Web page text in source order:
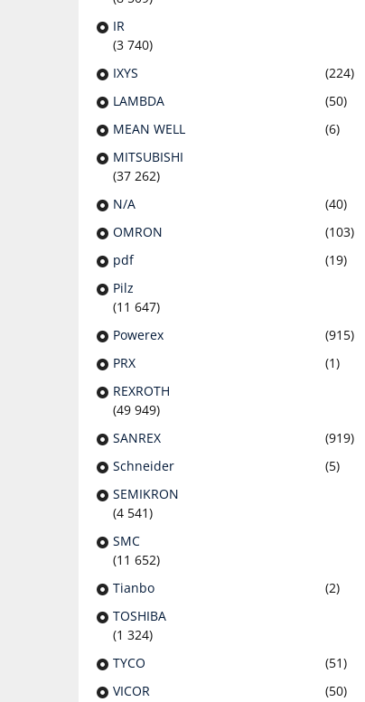
IR
(3 740)
IXYS
(224)
LAMBDA
(50)
MEAN WELL
(6)
MITSUBISHI
(37 262)
N/A
(40)
OMRON
(103)
pdf
(19)
Pilz
(11 647)
Powerex
(915)
PRX
(1)
REXROTH
(49 949)
SANREX
(919)
Schneider
(5)
SEMIKRON
(4 541)
SMC
(11 652)
Tianbo
(2)
TOSHIBA
(1 324)
TYCO
(51)
VICOR
(50)